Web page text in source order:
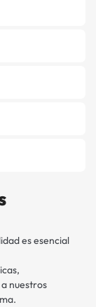
es esencial
nuestros